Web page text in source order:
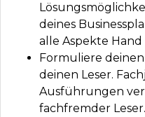
deines
alle Aspekte
Formuliere
deinen Leser.
Ausführungen
fachfremder